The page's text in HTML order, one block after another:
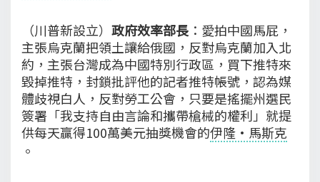
（川普新設立） 政府效率部長 ：愛拍中國馬屁，
主張烏克蘭把領土讓給俄國，反對烏克蘭加入北
約，主張台灣成為中國特別行政區，買下推特來
毀掉推特，封鎖批評他的記者推特帳號，認為媒
體歧視白人，反對勞工公會，只要是搖擺州選民
簽署「我支持自由言論和攜帶槍械的權利」就提
供每天贏得100萬美元抽獎機會的伊隆·馬斯克
。